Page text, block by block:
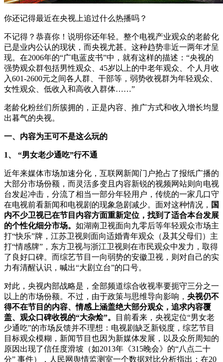
你还记得最近在央视上追过什么热播吗？
不记得？恭喜你！说明你还年轻。整个电视产业观众的老龄化
已是业内公认的现状，而央视尤甚。这种趋势非近一两年才呈
现。在2006年的“广电蓝皮书”中，就有这样的描述：“央视的
强势观众群包括男性观众、45岁以上的中老年观众、个人月收
入601-2600元之间各人群、干部等，弱势收视群为年轻观众、
女性观众、低收入和高收入群体……”
老龄化粉丝们所簇拥的，正是内容、推广方式和收入增长均显
出暮气的央视。
一、内容为王可不是这么玩的
1、 “男女老少通吃”行不通
近年来媒体市场加速分化，互联网新闻门户抢占了报纸广播的
大部分市场份额，而灵活多变且内容新锐的视频网站则向电视
台发起冲击，分流了相当一部分年轻用户，传统的一家几口守
在电视前看新闻和电视剧的现象急剧减少。面对这种情况， 国
内不少卫视已在节目内容方面重新定位，找到了适合本台发展
的个性化细分市场。 如湖南卫视面向九零后等年轻观众市场主
打“快乐”牌，江苏卫视则面向适婚青年观众（及其父母们）主
打“情感牌”，东方卫视与浙江卫视则在市民观众中发力，取得
了良好口碑。而综艺节目一向弱势的安徽卫视，则对自己的实
力有清醒认识，喊出“大剧立台”的口号。
对此，央视内部战略是，全部频道综合收视率要扼守三分之一
以上的市场份额。不过，由于政策与思维导向影响， 央视仍不
得不在节目的内容、情感上涵盖绝大部分观众，追求内容覆
盖、观众口碑收视的“大杂烩”。
目前看来，央视定位“男女老
少通吃”的市场反馈并不理想：电视剧缺乏新锐度，综艺节目
目标观众模糊，新闻节目也因为新媒体发展，以及众所周知的
原因出现了信任度滑坡（如2013年《315晚会》的“八点二十
分” 事件），人民网舆情监测室一个数据对比分析指出：在20